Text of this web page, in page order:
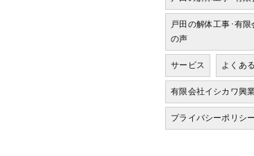
戸田の解体工事･有
の声
サービス
よくあ
有限会社イシカワ興
プライバシーポリシー